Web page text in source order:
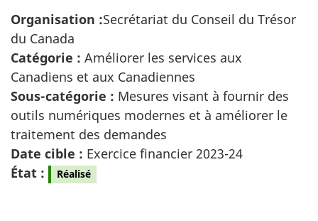
Organisation :Secrétariat du Conseil du Trésor
du Canada
Catégorie : Améliorer les services aux
Canadiens et aux Canadiennes
Sous-catégorie : Mesures visant à fournir des
outils numériques modernes et à améliorer le
traitement des demandes
Date cible : Exercice financier 2023-24
État :
Réalisé